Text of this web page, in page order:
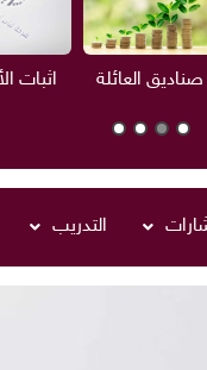
صناديق العائلة اثبات
التدريب